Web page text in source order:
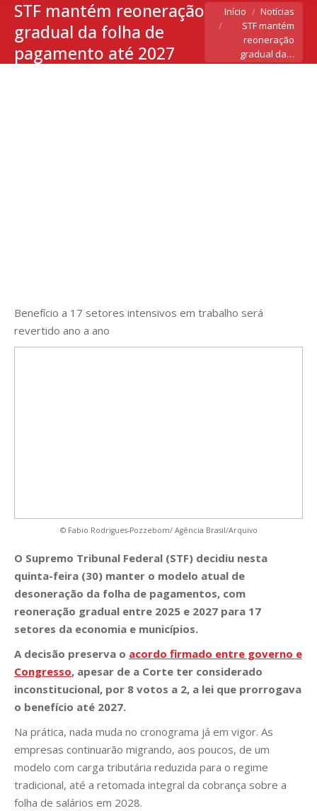
STF mantém reoneração
gradual da folha de
pagamento até 2027
Você está aqui:
Início
Notícias
STF mantém
reoneração
gradual da…
Benefício a 17 setores intensivos em trabalho será
revertido ano a ano
© Fabio Rodrigues-Pozzebom/ Agência Brasil/Arquivo
O Supremo Tribunal Federal (STF) decidiu nesta
quinta-feira (30) manter o modelo atual de
desoneração da folha de pagamentos, com
reoneração gradual entre 2025 e 2027 para 17
setores da economia e municípios.
A decisão preserva o acordo firmado entre governo e
Congresso, apesar de a Corte ter considerado
inconstitucional, por 8 votos a 2, a lei que prorrogava
o benefício até 2027.
Na prática, nada muda no cronograma já em vigor. As
empresas continuarão migrando, aos poucos, de um
modelo com carga tributária reduzida para o regime
tradicional, até a retomada integral da cobrança sobre a
folha de salários em 2028.